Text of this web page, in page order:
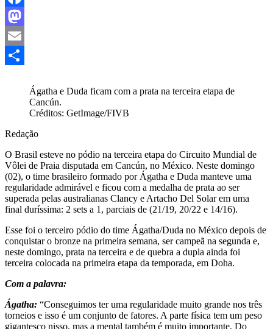
Facebook
Mastodon
Email
Ágatha e Duda ficam com a prata na terceira etapa de
Cancún.
Créditos: GetImage/FIVB
Redação
O Brasil esteve no pódio na terceira etapa do Circuito Mundial de
Vôlei de Praia disputada em Cancún, no México. Neste domingo
(02), o time brasileiro formado por Ágatha e Duda manteve uma
regularidade admirável e ficou com a medalha de prata ao ser
superada pelas australianas Clancy e Artacho Del Solar em uma
final duríssima: 2 sets a 1, parciais de (21/19, 20/22 e 14/16).
Esse foi o terceiro pódio do time Ágatha/Duda no México depois de
conquistar o bronze na primeira semana, ser campeã na segunda e,
neste domingo, prata na terceira e de quebra a dupla ainda foi
terceira colocada na primeira etapa da temporada, em Doha.
Com a palavra:
Ágatha: “Conseguimos ter uma regularidade muito grande nos três
torneios e isso é um conjunto de fatores. A parte física tem um peso
gigantesco nisso, mas a mental também é muito importante. Do